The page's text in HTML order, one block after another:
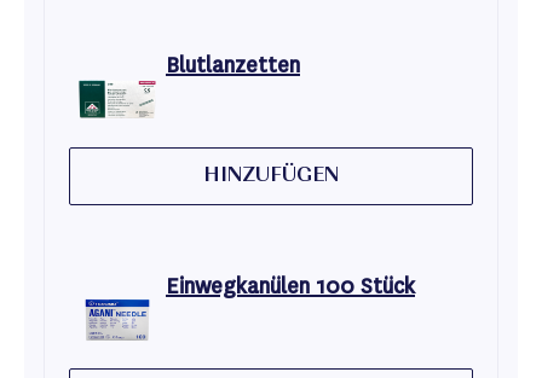
Blutlanzetten
HINZUFÜGEN
Einwegkanülen 100 Stück